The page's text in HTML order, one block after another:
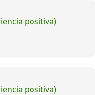
positiva)
positiva)